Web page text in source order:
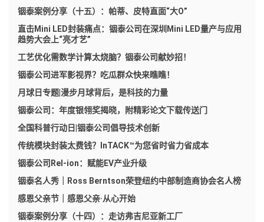
铟泰案例分享（十五）：帕蒂、皮特直面“大O”
直击Mini LED封装痛点：铟泰公司在深圳Mini LED量产与应用
趋势大会上“亮才艺”
工艺优化需数学计算太烧脑？铟泰公司献妙招！
铟泰公司进军影视界？吃瓜群众快来瞧瞧！
月球日专题|漫步月球背后，是科技的力量
铟泰公司：年度银翎奖揭晓，附精彩论文下载传送门
全国科普行动日|铟泰公司倡导技术创新
传统模块封装太费钱？InTACK™为您省时省力省成本
铟泰公司Rel-ion：赋能EV产业升级
铟泰名人秀｜Ross Berntson荣登纽约中部制造商协会名人榜
感恩父亲节｜感恩父亲·从心开始
铟泰案例分享（十四）：走访弗吉尼亚新工厂​